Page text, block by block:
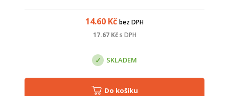
14.60 Kč bez DPH
17.67Kč s DPH
SKLADEM
Do košíku